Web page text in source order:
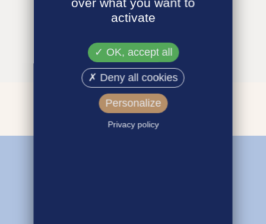
activate
OK, accept all
Deny all cookies
Personalize
Privacy policy